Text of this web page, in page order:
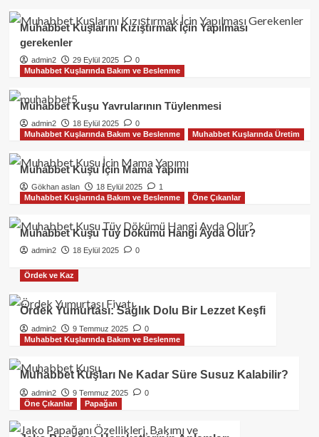
Susturulur?
Kedilerde Üreme
2
Kedilerde Gençlik Hastalığı (Feline
Panleukopenia): Belirtileri, Tedavisi
ve Korunma Yolları
3
Kedilerde Bakım Öne Çıkanlar
Gece Kedi Neden Miyavlar?
4
Kedilerde Üreme
Kedinin Kızgınlığı Geçmiyor Ne
Yapmalıyım?
5
Gece Miyavlayan Kedi Nasıl
Muhabbet Kuşlarını Kızıştırmak İçin Yapılması
gerekenler
admin2 29 Eylül 2025
0
Muhabbet Kuşlarında Bakım ve Beslenme
Muhabbet Kuşu Yavrularının Tüylenmesi
admin2 18 Eylül 2025
0
Muhabbet Kuşlarında Bakım ve Beslenme
Muhabbet Kuşlarında Üretim
Muhabbet Kuşu İçin Mama Yapımı
Gökhan aslan 18 Eylül 2025
1
Muhabbet Kuşlarında Bakım ve Beslenme
Öne Çıkanlar
Muhabbet Kuşu Tüy Dökümü Hangi Ayda Olur?
admin2 18 Eylül 2025 0
Ördek ve Kaz
Ördek Yumurtası: Sağlık Dolu Bir Lezzet Keşfi
admin2 9 Temmuz 2025
0
Muhabbet Kuşlarında Bakım ve Beslenme
Muhabbet Kuşları Ne Kadar Süre Susuz Kalabilir?
admin2 9 Temmuz 2025
0
Öne Çıkanlar
Papağan